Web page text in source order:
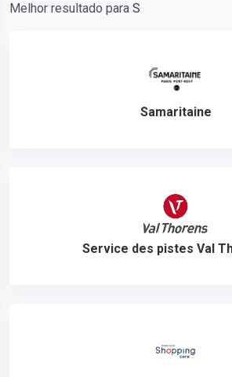
Melhor resultado para S
Samaritaine
Service des pistes Val